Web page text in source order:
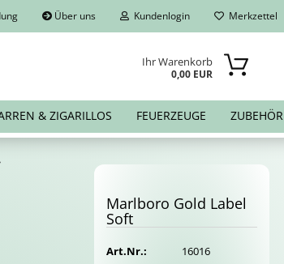
Über uns Kundenlogin Merkzettel
Ihr Warenkorb
0,00 EUR
& ZIGARILLOS FEUERZEUGE ZUBEHÖR
Marl­bo­ro Gold Label
Soft
Art.Nr.:
16016